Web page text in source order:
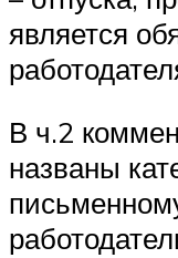
является
В ч.2
названы